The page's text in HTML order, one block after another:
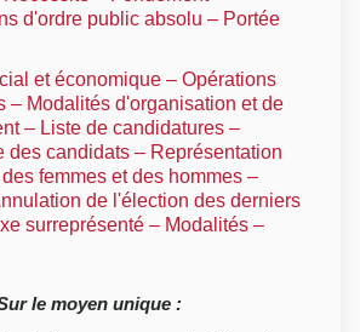
d'ordre public absolu – Portée
et économique – Opérations
– Modalités d'organisation et de
– Liste de candidatures –
des candidats – Représentation
femmes et des hommes –
de l'élection des derniers
surreprésenté – Modalités –
le moyen unique :